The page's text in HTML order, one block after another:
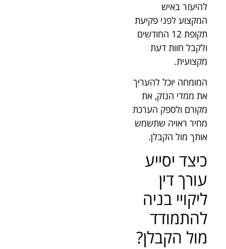
להיעזר באיש
המקצוע לפני פקיעת
תקופת 12 החודשים
ולקבל חוות דעת
מקצועית.
המומחה יוכל להעריך
את ממדי הנזק, את
מקורם ולספק הערכת
מחיר ראויה שתשמש
אותך מול הקבלן.
כיצד יסייע
עורך דין
ליקויי בניה
להתמודד
מול הקבלן?